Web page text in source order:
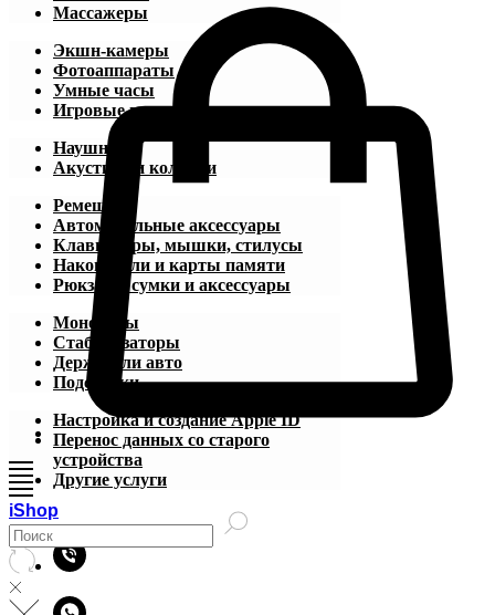
iShop
Массажеры
Экшн-камеры
Фотоаппараты
Умные часы
Игровые приставки
Наушники
Акустика и колонки
Ремешки
Автомобильные аксессуары
Клавиатуры, мышки, стилусы
Накопители и карты памяти
Рюкзаки, сумки и аксессуары
Моноподы
Стабилизаторы
Держатели авто
Подставки
Настройка и создание Apple ID
Перенос данных со старого
устройства
Другие услуги